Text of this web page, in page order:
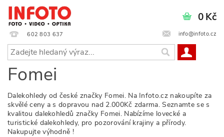
602 803 637 info@infoto.cz
0 Kč
Fomei
Dalekohledy od české značky Fomei. Na Infoto.cz nakoupíte za
skvělé ceny a s dopravou nad 2.000Kč zdarma. Seznamte se s
kvalitou dalekohledů značky Fomei. Nabízíme lovecké a
turistické dalekohledy, pro pozorování krajiny a přírody.
Nakupujte výhodně !